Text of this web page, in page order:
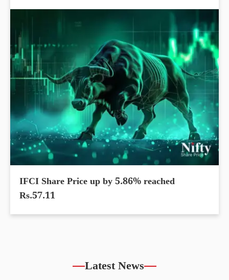
IFCI Share Price up by 5.86% reached
Rs.57.11
Latest News